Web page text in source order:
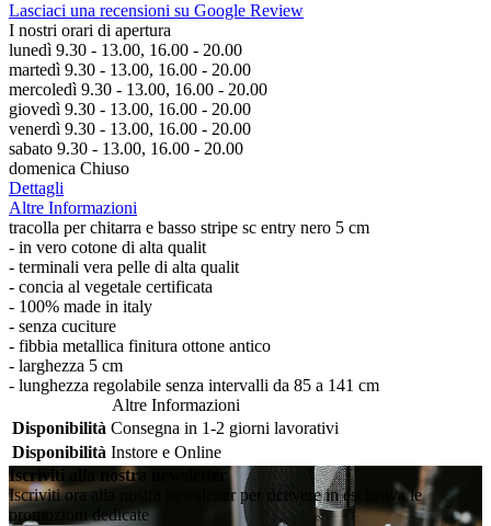
Lasciaci una recensioni su Google Review
I nostri orari di apertura
lunedì 9.30 - 13.00, 16.00 - 20.00
martedì 9.30 - 13.00, 16.00 - 20.00
mercoledì 9.30 - 13.00, 16.00 - 20.00
giovedì 9.30 - 13.00, 16.00 - 20.00
venerdì 9.30 - 13.00, 16.00 - 20.00
sabato 9.30 - 13.00, 16.00 - 20.00
domenica Chiuso
Dettagli
Altre Informazioni
tracolla per chitarra e basso stripe sc entry nero 5 cm
- in vero cotone di alta qualit
- terminali vera pelle di alta qualit
- concia al vegetale certificata
- 100% made in italy
- senza cuciture
- fibbia metallica finitura ottone antico
- larghezza 5 cm
- lunghezza regolabile senza intervalli da 85 a 141 cm
Altre Informazioni
Disponibilità Consegna in 1-2 giorni lavorativi
Disponibilità Instore e Online
Iscriviti alla nostra newsletter
Iscriviti ora alla nostra newsletter per ricevere in esclusiva le
promozioni dedicate